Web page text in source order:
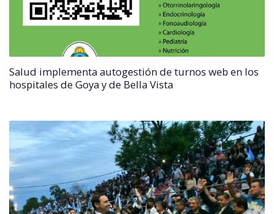
Salud implementa autogestión de turnos web en los
hospitales de Goya y de Bella Vista